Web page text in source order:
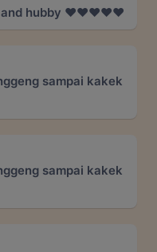
and hubby ❤️❤️❤️❤️❤️
sampai kakek
sampai kakek